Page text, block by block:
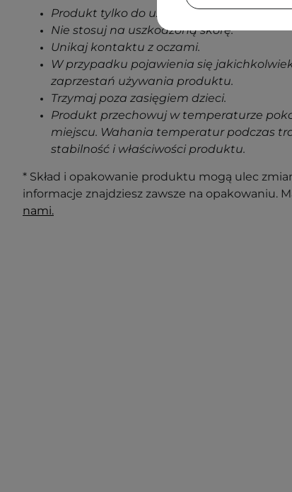
Produkt tylko do użytku zewnętrznego.
Nie stosuj na uszkodzoną skórę.
Unikaj kontaktu z oczami.
W przypadku pojawienia się
zaprzestań używania produktu.
Trzymaj poza zasięgiem dzieci.
Produkt przechowuj w temperaturze
miejscu. Wahania temperatur podczas
stabilność i właściwości produktu.
* Skład i opakowanie produktu mogą ulec
informacje znajdziesz zawsze na opakowaniu.
nami.